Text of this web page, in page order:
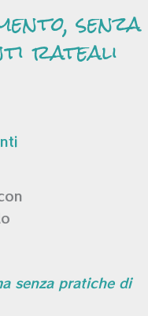
senza
rateali
senza pratiche di